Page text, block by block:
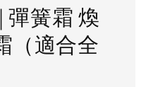
彈簧霜 煥
（適合全